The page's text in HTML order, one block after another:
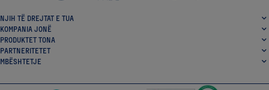
NJIH TË DREJTAT E TUA
KOMPANIA JONË
PRODUKTET TONA
PARTNERITETET
MBËSHTETJE